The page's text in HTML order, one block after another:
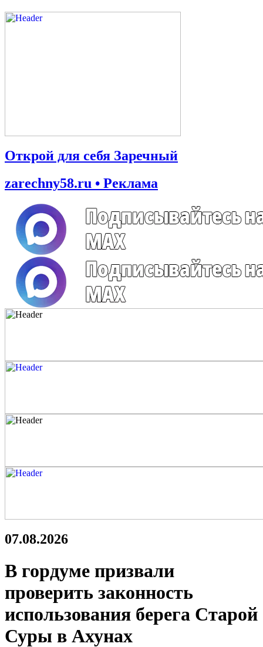
Открой для себя Заречный
zarechny58.ru • Реклама
07.08.2026
В гордуме призвали
проверить законность
использования берега Старой
Суры в Ахунах